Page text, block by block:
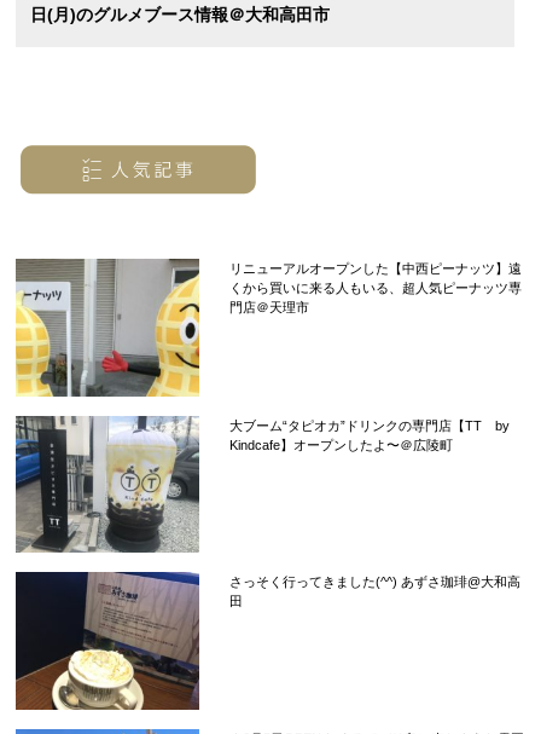
日(月)のグルメブース情報＠大和高田市
リニューアルオープンした【中西ピーナッツ】遠
くから買いに来る人もいる、超人気ピーナッツ専
門店＠天理市
大ブーム“タピオカ”ドリンクの専門店【TT by
Kindcafe】オープンしたよ〜＠広陵町
さっそく行ってきました(^^) あずさ珈琲@大和高
田